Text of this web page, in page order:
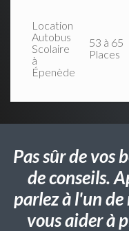
Location
Autobus
Scolaire
à
Épenède
53 à 65
Places
Pas sûr de vos
de conseils.
parlez à l'un
vous aider à